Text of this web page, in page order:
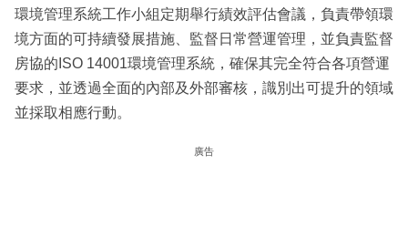
環境管理系統工作小組定期舉行績效評估會議，負責帶領環
境方面的可持續發展措施、監督日常營運管理，並負責監督
房協的ISO 14001環境管理系統，確保其完全符合各項營運
要求，並透過全面的內部及外部審核，識別出可提升的領域
並採取相應行動。
廣告